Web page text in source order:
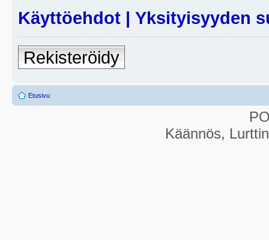
Käyttöehdot | Yksityisyyden
Rekisteröidy
Etusivu
Käännös,